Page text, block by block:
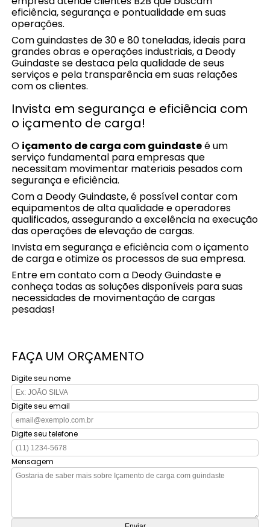
eficiência, segurança e pontualidade em suas
operações.
Com guindastes de 30 e 80 toneladas, ideais para
grandes obras e operações industriais, a Deody
Guindaste se destaca pela qualidade de seus
serviços e pela transparência em suas relações
com os clientes.
Invista em segurança e eficiência com
o içamento de carga!
O içamento de carga com guindasteé um
serviço fundamental para empresas que
necessitam movimentar materiais pesados com
segurança e eficiência.
Com a Deody Guindaste, é possível contar com
equipamentos de alta qualidade e operadores
qualificados, assegurando a excelência na execução
das operações de elevação de cargas.
Invista em segurança e eficiência com o içamento
de carga e otimize os processos de sua empresa.
Entre em contato com a Deody Guindaste e
conheça todas as soluções disponíveis para suas
necessidades de movimentação de cargas
pesadas!
FAÇA UM ORÇAMENTO
Digite seu nome
Digite seu email
Digite seu telefone
Mensagem